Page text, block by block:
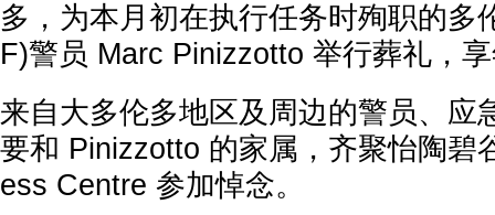
多，为本月初在执行任务时殉职的多
F)警员 Marc Pinizzotto 举行葬礼，
来自大多伦多地区及周边的警员、应
要和 Pinizzotto 的家属，齐聚怡陶碧
ess Centre 参加悼念。